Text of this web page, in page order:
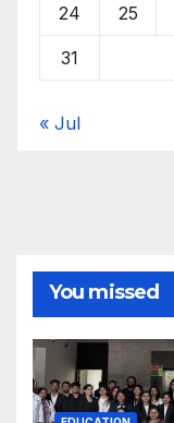
24 25
31
« Jul
You missed